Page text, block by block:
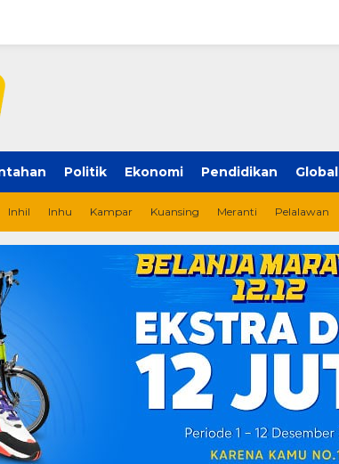
Politik Ekonomi Pendidikan Global
Inhil Inhu Kampar Kuansing Meranti Pelalawan